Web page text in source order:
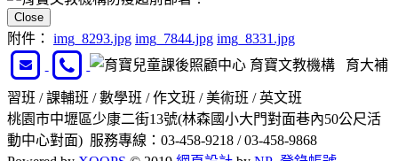
Close
附件： img_8293.jpg img_7844.jpg img_8331.jpg
育寶文教機構 育大補
習班 / 課輔班 / 數學班 / 作文班 / 美術班 / 英文班
桃園市中壢區少康二街13號(林森國小大門對面巷內50公尺活
動中心對面) 服務專線：03-458-9218 / 03-458-9868